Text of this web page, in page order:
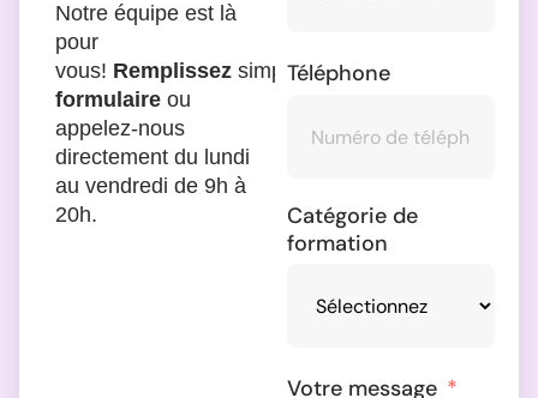
Notre équipe est là
pour
vous! Remplissez simplementle
formulaire ou
appelez-nous
directement du lundi
au vendredi de 9h à
20h.
Téléphone
Catégorie de
formation
Votre message